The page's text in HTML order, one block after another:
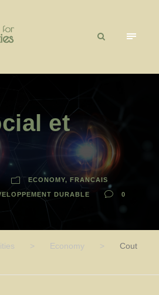
et
ECONOMY, FRANCAIS
DURABLE 0
> Economy >
Cout